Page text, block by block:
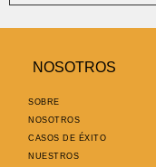
NOSOTROS
SOBRE
NOSOTROS
CASOS DE ÉXITO
NUESTROS